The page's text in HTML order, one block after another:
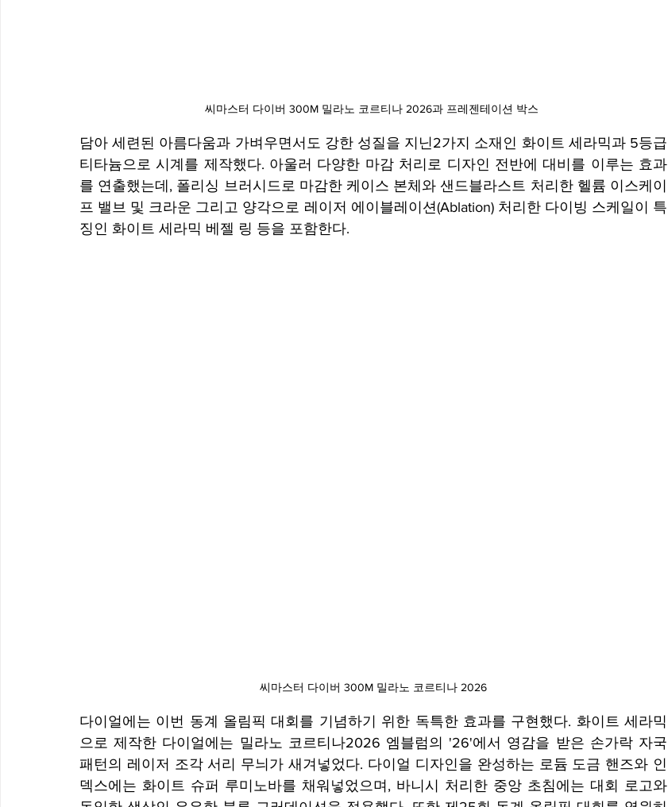
씨마스터 다이버 300M 밀라노 코르티나 2026과 프레젠테이션 박스
담아 세련된 아름다움과 가벼우면서도 강한 성질을 지닌2가지 소재인 화이트 세라믹과 5등급
티타늄으로 시계를 제작했다. 아울러 다양한 마감 처리로 디자인 전반에 대비를 이루는 효과
를 연출했는데, 폴리싱 브러시드로 마감한 케이스 본체와 샌드블라스트 처리한 헬륨 이스케이
프 밸브 및 크라운 그리고 양각으로 레이저 에이블레이션(Ablation) 처리한 다이빙 스케일이 특
징인 화이트 세라믹 베젤 링 등을 포함한다.
씨마스터 다이버 300M 밀라노 코르티나 2026
다이얼에는 이번 동계 올림픽 대회를 기념하기 위한 독특한 효과를 구현했다. 화이트 세라믹
으로 제작한 다이얼에는 밀라노 코르티나2026 엠블럼의 '26'에서 영감을 받은 손가락 자국
패턴의 레이저 조각 서리 무늬가 새겨넣었다. 다이얼 디자인을 완성하는 로듐 도금 핸즈와 인
덱스에는 화이트 슈퍼 루미노바를 채워넣었으며, 바니시 처리한 중앙 초침에는 대회 로고와